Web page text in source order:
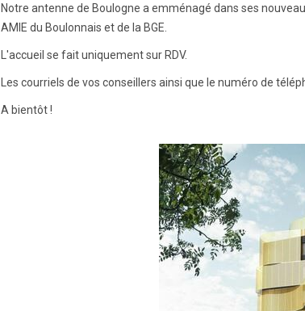
Notre antenne de Boulogne a emménagé dans ses
AMIE du Boulonnais et de la BGE.
L'accueil se fait uniquement sur RDV.
Les courriels de vos conseillers ainsi que le numéro de
A bientôt !